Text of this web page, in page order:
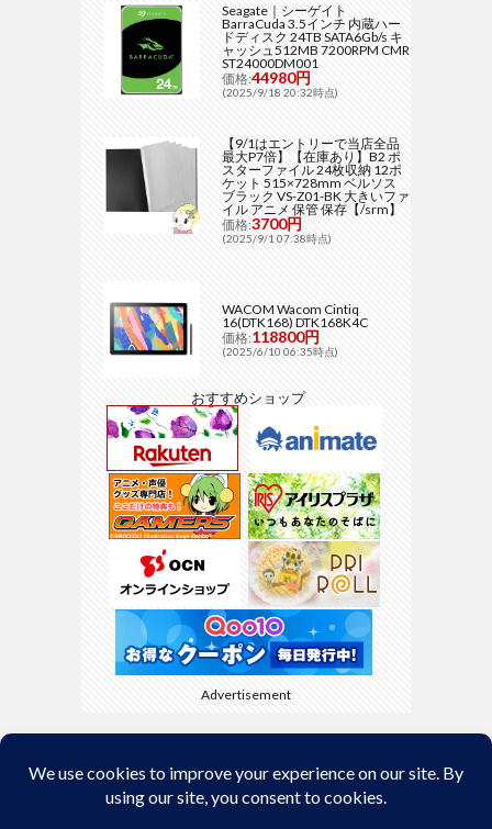
Seagate｜シーゲイト
BarraCuda 3.5インチ 内蔵ハー
ドディスク 24TB SATA6Gb/s キ
ャッシュ512MB 7200RPM CMR
ST24000DM001
価格:44980円
(2025/9/18 20:32時点)
【9/1はエントリーで当店全品
最大P7倍】【在庫あり】B2 ポ
スターファイル 24枚収納 12ポ
ケット 515×728mm ベルソス
ブラック VS-Z01-BK 大きいファ
イル アニメ 保管 保存【/srm】
価格:3700円
(2025/9/1 07:38時点)
WACOM Wacom Cintiq
16(DTK168) DTK168K4C
価格:118800円
(2025/6/10 06:35時点)
おすすめショップ
Advertisement
Back to Top